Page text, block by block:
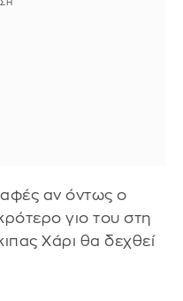
αν όντως ο
γιο του στη
Χάρι θα δεχθεί